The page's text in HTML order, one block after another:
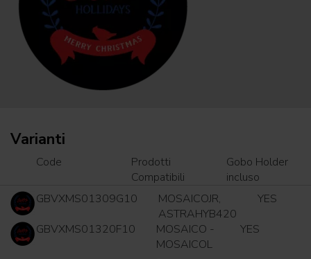
Varianti
Code
Prodotti
Compatibili
Gobo Holder
incluso
GBVXMS01309G10
MOSAICOJR,
ASTRAHYB420
YES
GBVXMS01320F10
MOSAICO -
MOSAICOL
YES